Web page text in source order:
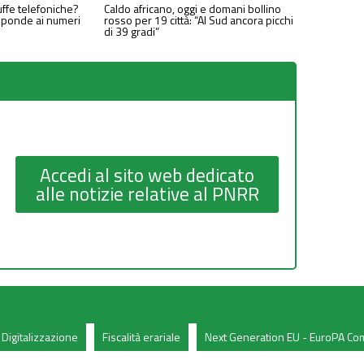
telefoniche?
ai numeri
Caldo africano, oggi e domani bollino
rosso per 19 città: “Al Sud ancora picchi
di 39 gradi”
Accedi al sito web dedicato
alle notizie relative al PNRR
Digitalizzazione Fiscalità erariale Next Generation EU - EuroPA